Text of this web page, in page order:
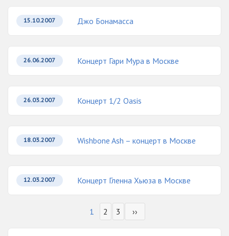
15.10.2007 Джо Бонамасса
26.06.2007 Концерт Гари Мура в Москве
26.03.2007 Концерт 1/2 Oasis
18.03.2007 Wishbone Ash – концерт в Москве
12.03.2007 Концерт Гленна Хьюза в Москве
1 2 3 ››